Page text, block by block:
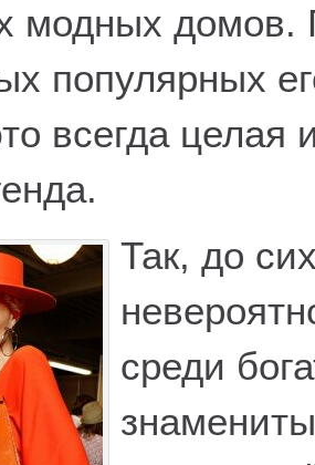
модных домов.
популярных
всегда целая
Так, до
среди